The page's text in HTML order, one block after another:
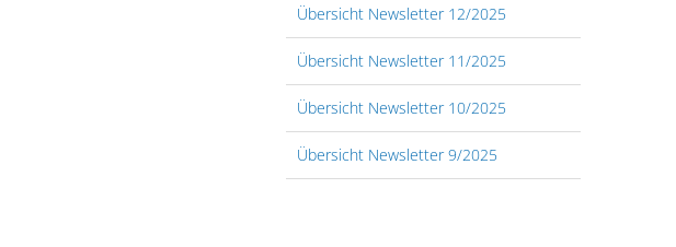
Übersicht Newsletter 12/2025
Übersicht Newsletter 11/2025
Übersicht Newsletter 10/2025
Übersicht Newsletter 9/2025